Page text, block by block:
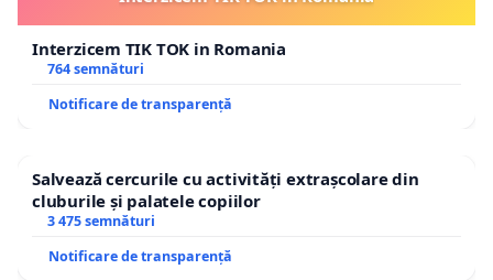
Interzicem TIK TOK in Romania
764 semnături
Notificare de transparență
Salvează cercurile cu activități extrașcolare din
cluburile și palatele copiilor
3 475 semnături
Notificare de transparență